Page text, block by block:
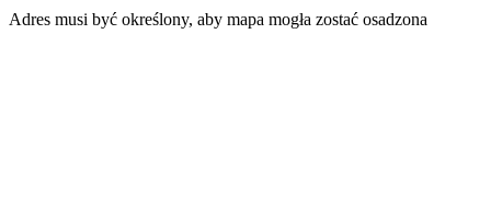
Adres musi być określony, aby mapa mogła zostać osadzona